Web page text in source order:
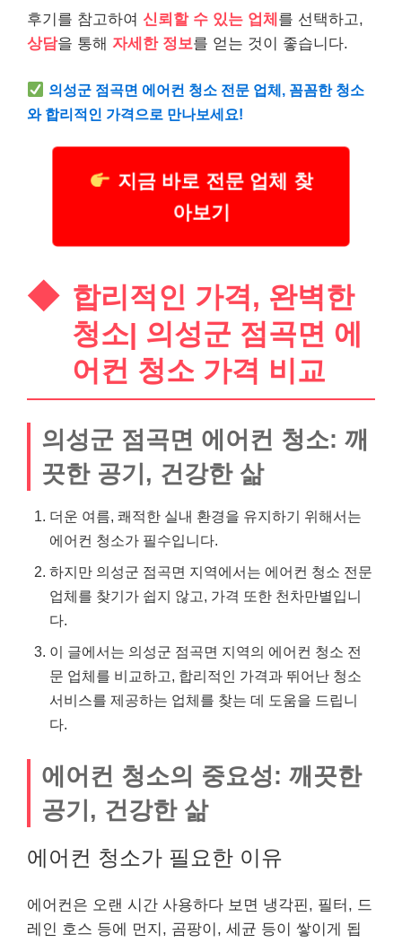
후기를 참고하여 신뢰할 수 있는 업체 를 선택하고,
상담을 통해 자세한 정보를 얻는 것이 좋습니다.
의성군 점곡면 에어컨 청소 전문 업체, 꼼꼼한 청소
와 합리적인 가격으로 만나보세요!
지금 바로 전문 업체 찾
아보기
합리적인 가격, 완벽한
청소| 의성군 점곡면 에
어컨 청소 가격 비교
의성군 점곡면 에어컨 청소: 깨
끗한 공기, 건강한 삶
더운 여름, 쾌적한 실내 환경을 유지하기 위해서는
에어컨 청소가 필수입니다.
하지만 의성군 점곡면 지역에서는 에어컨 청소 전문
업체를 찾기가 쉽지 않고, 가격 또한 천차만별입니
다.
이 글에서는 의성군 점곡면 지역의 에어컨 청소 전
문 업체를 비교하고, 합리적인 가격과 뛰어난 청소
서비스를 제공하는 업체를 찾는 데 도움을 드립니
다.
에어컨 청소의 중요성: 깨끗한
공기, 건강한 삶
에어컨 청소가 필요한 이유
에어컨은 오랜 시간 사용하다 보면 냉각핀, 필터, 드
레인 호스 등에 먼지, 곰팡이, 세균 등이 쌓이게 됩